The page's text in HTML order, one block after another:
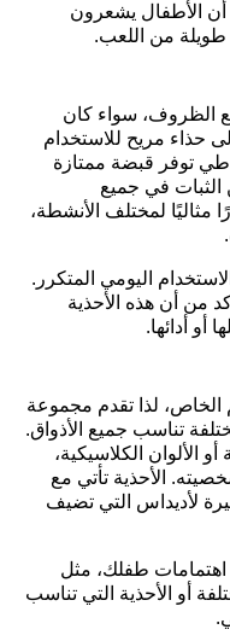
أن الأطفال يشعرون
طويلة من اللعب.
الظروف، سواء كان
حذاء مريح للاستخدام
توفر قبضة ممتازة
في جميع
مثاليًا لمختلف الأنشطة،
اليومي المتكرر.
من أن هذه الأحذية
أدائها.
الخاص، لذا تقدم مجموعة
تناسب جميع الأذواق.
الألوان الكلاسيكية،
الأحذية تأتي مع
لأديداس التي تضيف
اهتمامات طفلك، مثل
أو الأحذية التي تناسب